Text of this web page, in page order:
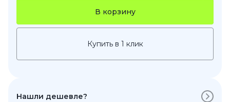
В корзину
Купить в 1 клик
Нашли дешевле?